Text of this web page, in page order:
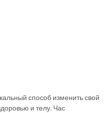
способ изменить свой
и телу. Час